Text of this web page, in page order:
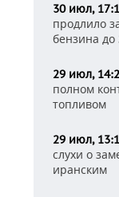
30 июл,
продлило
бензина до
29 июл,
полном
топливом
29 июл,
слухи о
иранским